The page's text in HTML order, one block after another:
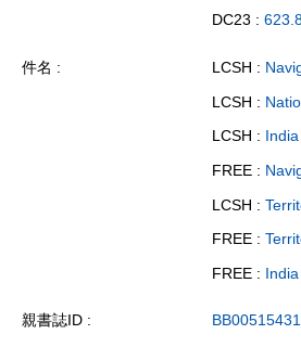
DC23 :
件名 LCSH :
LCSH :
LCSH :
FREE :
LCSH :
FREE :
FREE :
親書誌ID BB00515431